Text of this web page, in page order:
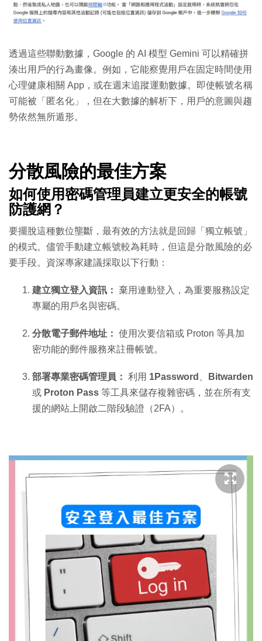
透過這些聯動數據，Google 的 AI 模型 Gemini 可以精確拼
湊出用戶的行為畫像。例如，它能察覺用戶在固定時間使用
心理健康相關 App，或在週末追蹤運動數據。即使帳號名稱
可能被「匿名化」，但在大數據的解析下，用戶的意圖與趨
勢依然無所遁形。
分散風險的最佳方案
如何使用密碼管理員建立更安全的帳號
防護網？
要擺脫這種數位壟斷，最有效的方法就是回歸「獨立帳號」
的模式。儘管手動建立帳號較為耗時，但這是分散風險的必
要手段。資深專家建議採取以下行動：
建立獨立登入資訊： 棄用連動登入，為重要服務設定
專屬的用戶名與密碼。
分散電子郵件地址： 使用次要信箱或 Proton 等具加
密功能的郵件服務來註冊帳號。
部署專業密碼管理員： 利用 1Password
Bitwarden
或 Proton Pass 等工具來儲存複雜密碼，並在所有支
援的網站上開啟二階段驗證（2FA）。